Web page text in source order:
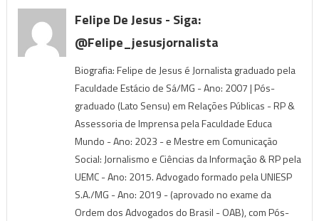
Felipe De Jesus - Siga:
@felipe_jesusjornalista
Biografia: Felipe de Jesus é Jornalista graduado pela
Faculdade Estácio de Sá/MG - Ano: 2007 | Pós-
graduado (Lato Sensu) em Relações Públicas - RP &
Assessoria de Imprensa pela Faculdade Educa
Mundo - Ano: 2023 - e Mestre em Comunicação
Social: Jornalismo e Ciências da Informação & RP pela
UEMC - Ano: 2015. Advogado formado pela UNIESP
S.A./MG - Ano: 2019 - (aprovado no exame da
Ordem dos Advogados do Brasil - OAB), com Pós-